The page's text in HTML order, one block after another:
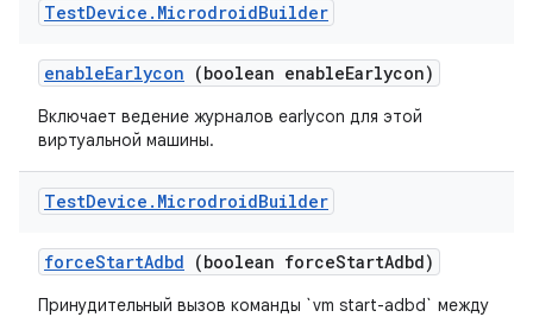
TestDevice . MicrodroidBuilder
enableEarlycon (boolean enableEarlycon)
Включает ведение журналов earlycon для этой
виртуальной машины.
TestDevice . MicrodroidBuilder
forceStartAdbd (boolean forceStartAdbd)
Принудительный вызов команды `vm start-adbd` между